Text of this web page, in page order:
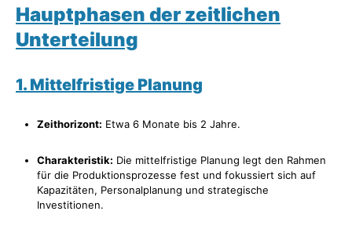
Hauptphasen der zeitlichen
Unterteilung
1. Mittelfristige Planung
Zeithorizont: Etwa 6 Monate bis 2 Jahre.
Charakteristik: Die mittelfristige Planung legt den Rahmen
für die Produktionsprozesse fest und fokussiert sich auf
Kapazitäten, Personalplanung und strategische
Investitionen.